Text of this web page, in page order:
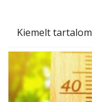
Kiemelt tartalom